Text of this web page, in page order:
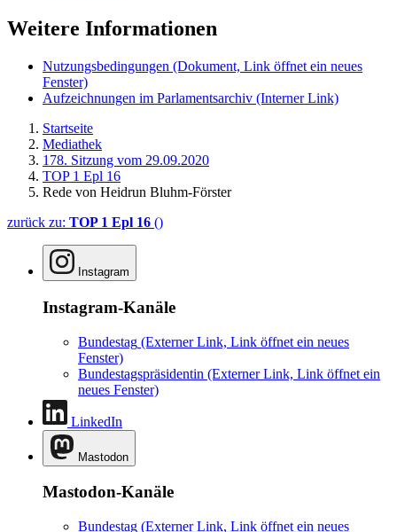
Weitere Informationen
Nutzungsbedingungen (Dokument, Link öffnet ein neues
Fenster)
Aufzeichnungen im Parlamentsarchiv (Interner Link)
Startseite
Mediathek
178. Sitzung vom 29.09.2020
TOP 1 Epl 16
Rede von Heidrun Bluhm-Förster
zurück zu: TOP 1 Epl 16 ()
Instagram
Instagram-Kanäle
Bundestag (Externer Link, Link öffnet ein neues
Fenster)
Bundestagspräsidentin (Externer Link, Link öffnet ein
neues Fenster)
LinkedIn
Mastodon
Mastodon-Kanäle
Bundestag (Externer Link, Link öffnet ein neues